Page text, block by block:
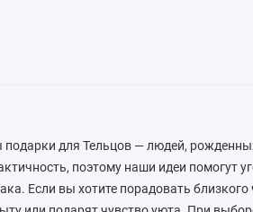
подарки для Тельцов — людей,
поэтому наши идеи помогут
Если вы хотите порадовать